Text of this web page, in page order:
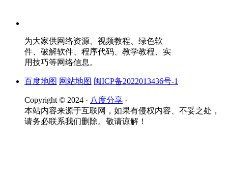
为大家供网络资源、视频教程、绿色软
件、破解软件、程序代码、教学教程、实
用技巧等网络信息。
百度地图 网站地图 闽ICP备2022013436号-1
Copyright © 2024 · 八度分享 ·
本站内容来源于互联网，如果有侵权内容、不妥之处，
请务必联系我们删除。敬请谅解！